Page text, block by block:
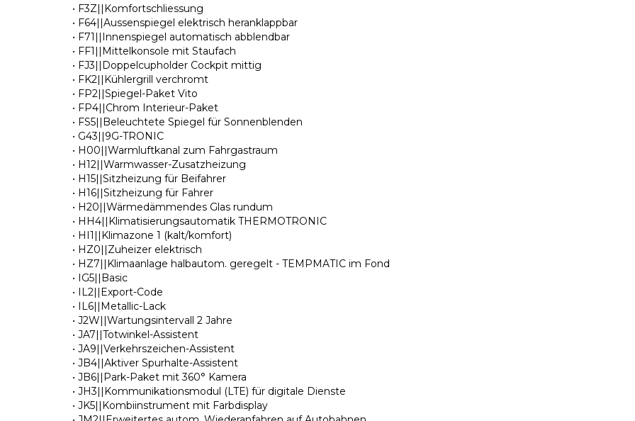
• F3Z||Komfortschliessung
• F64||Aussenspiegel elektrisch heranklappbar
• F71||Innenspiegel automatisch abblendbar
• FF1||Mittelkonsole mit Staufach
• FJ3||Doppelcupholder Cockpit mittig
• FK2||Kühlergrill verchromt
• FP2||Spiegel-Paket Vito
• FP4||Chrom Interieur-Paket
• FS5||Beleuchtete Spiegel für Sonnenblenden
• G43||9G-TRONIC
• H00||Warmluftkanal zum Fahrgastraum
• H12||Warmwasser-Zusatzheizung
• H15||Sitzheizung für Beifahrer
• H16||Sitzheizung für Fahrer
• H20||Wärmedämmendes Glas rundum
• HH4||Klimatisierungsautomatik THERMOTRONIC
• HI1||Klimazone 1 (kalt/komfort)
• HZ0||Zuheizer elektrisch
• HZ7||Klimaanlage halbautom. geregelt - TEMPMATIC im Fond
• IG5||Basic
• IL2||Export-Code
• IL6||Metallic-Lack
• J2W||Wartungsintervall 2 Jahre
• JA7||Totwinkel-Assistent
• JA9||Verkehrszeichen-Assistent
• JB4||Aktiver Spurhalte-Assistent
• JB6||Park-Paket mit 360° Kamera
• JH3||Kommunikationsmodul (LTE) für digitale Dienste
• JK5||Kombiinstrument mit Farbdisplay